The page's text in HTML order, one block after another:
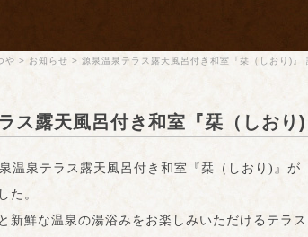
や > お知らせ > 源泉温泉テラス露天風呂付き和室『栞（しおり)』
ス露天風呂付き和室『栞（しおり
温泉テラス露天風呂付き和室『栞（しおり)』が
た。
新鮮な温泉の湯浴みをお楽しみいただけるテラス